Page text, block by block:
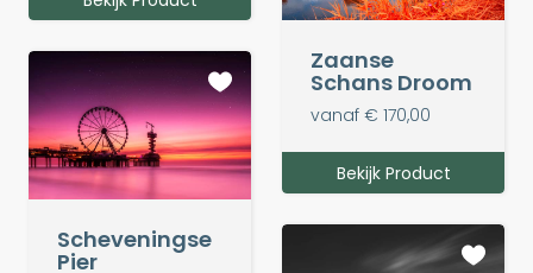
Zaanse
Schans Droom
vanaf € 170,00
Bekijk Product
Scheveningse
Pier